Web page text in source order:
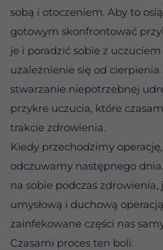
sobą i otoczeniem. Aby to
gotowym skonfrontować
je i poradzić sobie z
uzależnienie się od
stwarzanie niepotrzebnej
przykre uczucia, które
trakcie zdrowienia.
Kiedy przechodzimy
odczuwamy następnego
na sobie podczas zdrowienia,
umysłową i duchową
zainfekowane części nas
Czasami proces ten boli.